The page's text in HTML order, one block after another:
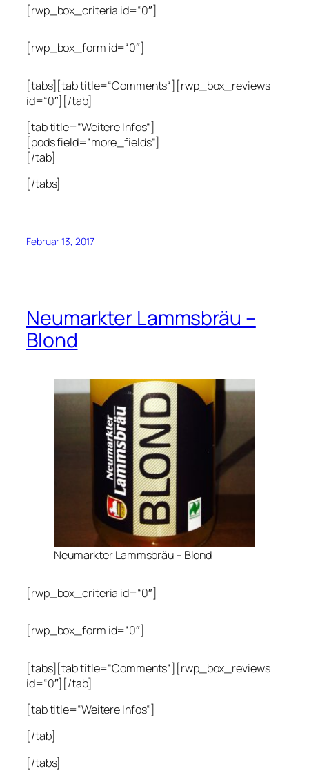
[rwp_box_criteria id=“0″]
[rwp_box_form id=“0″]
[tabs][tab title=“Comments“][rwp_box_reviews
id=“0″][/tab]
[tab title=“Weitere Infos“]
[pods field=“more_fields“]
[/tab]
[/tabs]
Februar 13, 2017
Neumarkter Lammsbräu –
Blond
Neumarkter Lammsbräu – Blond
[rwp_box_criteria id=“0″]
[rwp_box_form id=“0″]
[tabs][tab title=“Comments“][rwp_box_reviews
id=“0″][/tab]
[tab title=“Weitere Infos“]
[/tab]
[/tabs]